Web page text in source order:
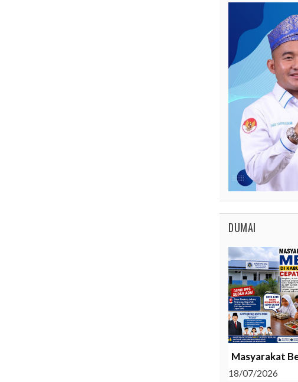
DUMAI
Masyarakat
18/07/2026